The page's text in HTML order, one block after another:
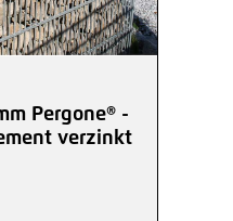
Pergone® -
verzinkt